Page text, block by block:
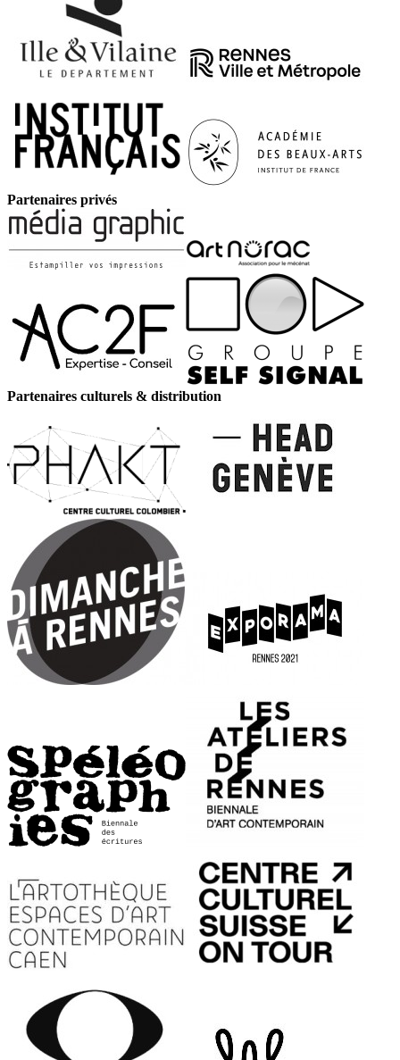
Partenaires privés
Partenaires culturels & distribution